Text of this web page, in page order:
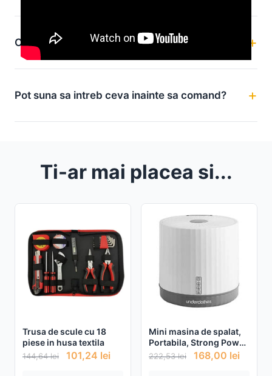
Cum se foloseste / curata produsul?
Pot suna sa intreb ceva inainte sa comand?
Ti-ar mai placea si...
Trusa de scule cu 18
piese in husa textila
144,64lei 101,24 lei
Mini masina de spalat,
Portabila, Strong Power,
Capacitate 4L
222,53lei 168,00 lei